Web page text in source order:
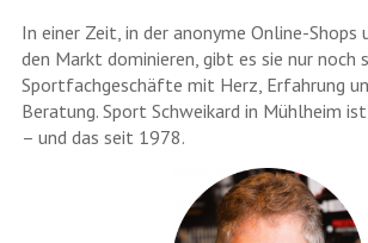
In einer Zeit, in der anonyme Online-
den Markt dominieren, gibt es sie nur noch
Sportfachgeschäfte mit Herz, Erfahrung
Beratung. Sport Schweikard in Mühlheim
– und das seit 1978.